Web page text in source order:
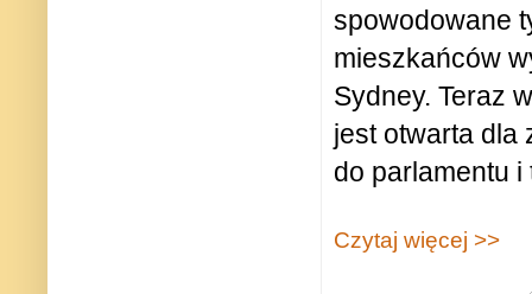
spowodowane
mieszkańców
Sydney. Teraz
jest otwarta dla
do parlamentu i
Czytaj więcej >>